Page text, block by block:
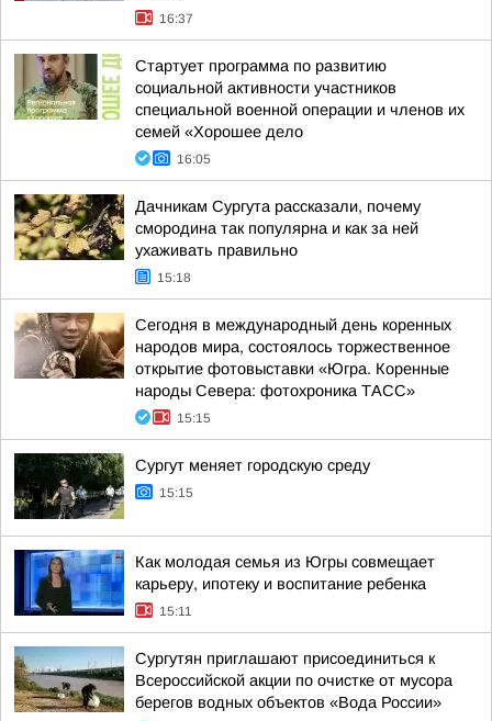
16:37
Стартует программа по развитию
социальной активности участников
специальной военной операции и членов их
семей «Хорошее дело
16:05
Дачникам Сургута рассказали, почему
смородина так популярна и как за ней
ухаживать правильно
15:18
Сегодня в международный день коренных
народов мира, состоялось торжественное
открытие фотовыставки «Югра. Коренные
народы Севера: фотохроника ТАСС»
15:15
Сургут меняет городскую среду
15:15
Как молодая семья из Югры совмещает
карьеру, ипотеку и воспитание ребенка
15:11
Сургутян приглашают присоединиться к
Всероссийской акции по очистке от мусора
берегов водных объектов «Вода России»